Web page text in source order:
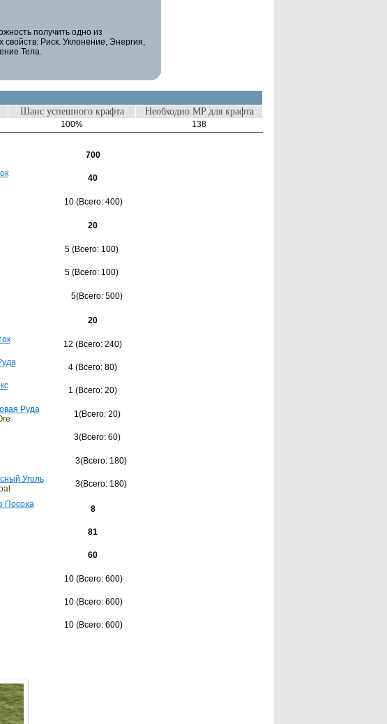
получить одно из
свойств: Риск. Уклонение, Энергия,
Тела.
Шанс успешного крафта Необходио MP для крафта
100% 138
700
40
10 (Всего: 400)
20
5 (Всего: 100)
5 (Всего: 100)
5(Всего: 500)
20
12 (Всего: 240)
4 (Всего: 80)
1 (Всего: 20)
Руда
1(Всего: 20)
3(Всего: 60)
3(Всего: 180)
Уголь
3(Всего: 180)
Посоха
8
81
60
10 (Всего: 600)
10 (Всего: 600)
10 (Всего: 600)